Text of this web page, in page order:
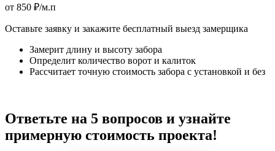
от 850 ₽/м.п
Оставьте заявку и закажите бесплатный выезд замерщика
Замерит длину и высоту забора
Определит количество ворот и калиток
Рассчитает точную стоимость забора с установкой и без
Ответьте на 5 вопросов и узнайте
примерную стоимость проекта!